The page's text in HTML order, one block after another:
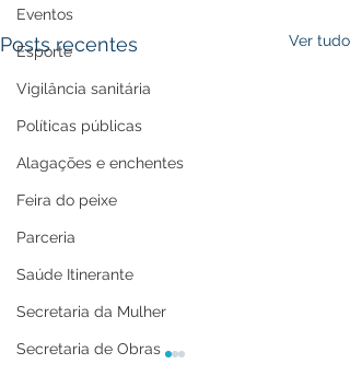
Eventos
Esporte
Vigilância sanitária
Políticas públicas
Alagações e enchentes
Feira do peixe
Parceria
Saúde Itinerante
Secretaria da Mulher
Secretaria de Obras
Posts recentes Ver tudo